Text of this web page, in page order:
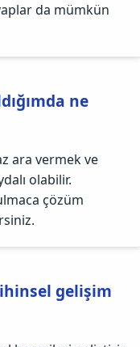
da mümkün
ne
ara vermek ve
olabilir.
çözüm
gelişim